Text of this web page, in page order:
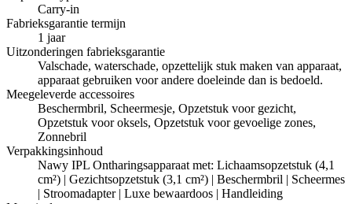
Carry-in
Fabrieksgarantie termijn
1 jaar
Uitzonderingen fabrieksgarantie
Valschade, waterschade, opzettelijk stuk maken van apparaat,
apparaat gebruiken voor andere doeleinde dan is bedoeld.
Meegeleverde accessoires
Beschermbril, Scheermesje, Opzetstuk voor gezicht,
Opzetstuk voor oksels, Opzetstuk voor gevoelige zones,
Zonnebril
Verpakkingsinhoud
Nawy IPL Ontharingsapparaat met: Lichaamsopzetstuk (4,1
cm²) | Gezichtsopzetstuk (3,1 cm²) | Beschermbril | Scheermes
| Stroomadapter | Luxe bewaardoos | Handleiding